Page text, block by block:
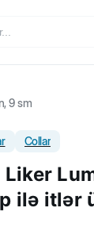
9 sm
Collar
Liker
ilə itlər